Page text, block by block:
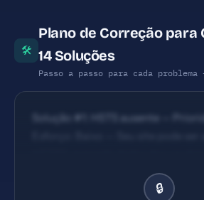
🛠
Plano de Correção para
14 Soluções
Passo a passo para cada problema
Solução #1: HSTS ausente —
Content Security Policy ausente —
Crítica — Esforço: Baixo — Seu site
🔒